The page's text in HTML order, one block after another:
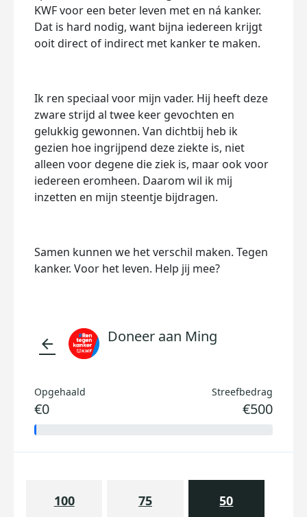
KWF voor een beter leven met en ná kanker.
Dat is hard nodig, want bijna iedereen krijgt
ooit direct of indirect met kanker te maken.
Ik ren speciaal voor mijn vader. Hij heeft deze
zware strijd al twee keer gevochten en
gelukkig gewonnen. Van dichtbij heb ik
gezien hoe ingrijpend deze ziekte is, niet
alleen voor degene die ziek is, maar ook voor
iedereen eromheen. Daarom wil ik mij
inzetten en mijn steentje bijdragen.
Samen kunnen we het verschil maken. Tegen
kanker. Voor het leven. Help jij mee?
arrow_back Doneer aan Ming
Opgehaald
€0
Streefbedrag
€500
100 75 50